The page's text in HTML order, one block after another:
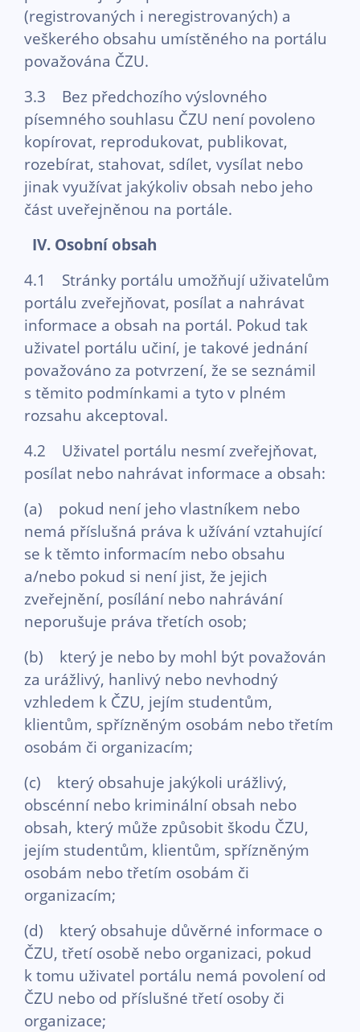
(registrovaných i neregistrovaných) a
veškerého obsahu umístěného na portálu
považována ČZU.
3.3 Bez předchozího výslovného
písemného souhlasu ČZU není povoleno
kopírovat, reprodukovat, publikovat,
rozebírat, stahovat, sdílet, vysílat nebo
jinak využívat jakýkoliv obsah nebo jeho
část uveřejněnou na portále.
IV. Osobní obsah
4.1 Stránky portálu umožňují uživatelům
portálu zveřejňovat, posílat a nahrávat
informace a obsah na portál. Pokud tak
uživatel portálu učiní, je takové jednání
považováno za potvrzení, že se seznámil
s těmito podmínkami a tyto v plném
rozsahu akceptoval.
4.2 Uživatel portálu nesmí zveřejňovat,
posílat nebo nahrávat informace a obsah:
(a) pokud není jeho vlastníkem nebo
nemá příslušná práva k užívání vztahující
se k těmto informacím nebo obsahu
a/nebo pokud si není jist, že jejich
zveřejnění, posílání nebo nahrávání
neporušuje práva třetích osob;
(b) který je nebo by mohl být považován
za urážlivý, hanlivý nebo nevhodný
vzhledem k ČZU, jejím studentům,
klientům, spřízněným osobám nebo třetím
osobám či organizacím;
(c) který obsahuje jakýkoli urážlivý,
obscénní nebo kriminální obsah nebo
obsah, který může způsobit škodu ČZU,
jejím studentům, klientům, spřízněným
osobám nebo třetím osobám či
organizacím;
(d) který obsahuje důvěrné informace o
ČZU, třetí osobě nebo organizaci, pokud
k tomu uživatel portálu nemá povolení od
ČZU nebo od příslušné třetí osoby či
organizace;